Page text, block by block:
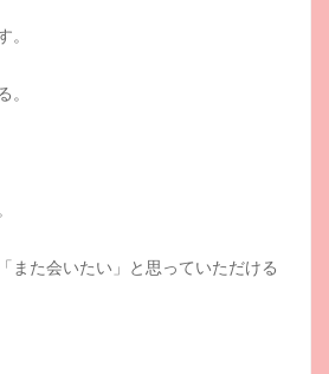
また会いたい」と思っていただける